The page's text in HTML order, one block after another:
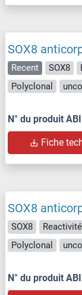
SOX8
Recent SOX8
Polyclonal
N° du produit
Fiche
SOX8
SOX8
Polyclonal
N° du produit